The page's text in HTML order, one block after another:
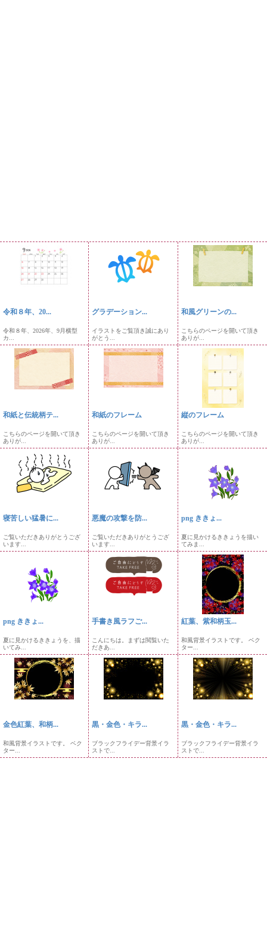
令和８年、20...
令和８年、2026年、9月横型
カ...
グラデーション...
イラストをご覧頂き誠にあり
がとう...
和風グリーンの...
こちらのページを開いて頂き
ありが...
和紙と伝統柄テ...
こちらのページを開いて頂き
ありが...
和紙のフレーム
こちらのページを開いて頂き
ありが...
縦のフレーム
こちらのページを開いて頂き
ありが...
寝苦しい猛暑に...
ご覧いただきありがとうござ
います...
悪魔の攻撃を防...
ご覧いただきありがとうござ
います...
png ききょ...
夏に見かけるききょうを描い
てみま...
png ききょ...
夏に見かけるききょうを、描
いてみ...
手書き風ラフご...
こんにちは。まずは閲覧いた
だきあ...
紅葉、紫和柄玉...
和風背景イラストです。 ベク
ター...
金色紅葉、和柄...
和風背景イラストです。 ベク
ター...
黒・金色・キラ...
ブラックフライデー背景イラ
ストで...
黒・金色・キラ...
ブラックフライデー背景イラ
ストで...